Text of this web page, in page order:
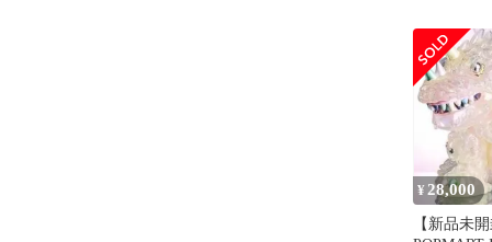
¥ 28,000
【新品未開